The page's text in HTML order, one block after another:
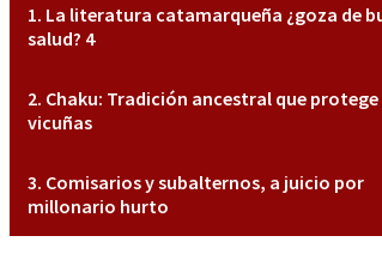
La literatura catamarqueña ¿goza de
salud? 4
Chaku: Tradición ancestral que protege
vicuñas
Comisarios y subalternos, a juicio por
millonario hurto